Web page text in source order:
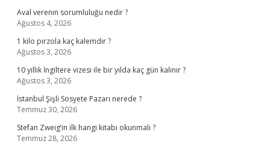
Aval verenin sorumluluğu nedir ?
Ağustos 4, 2026
1 kilo pirzola kaç kalemdir ?
Ağustos 3, 2026
10 yıllık İngiltere vizesi ile bir yılda kaç gün kalınır ?
Ağustos 3, 2026
İstanbul Şişli Sosyete Pazarı nerede ?
Temmuz 30, 2026
Stefan Zweig’in ilk hangi kitabı okunmalı ?
Temmuz 28, 2026